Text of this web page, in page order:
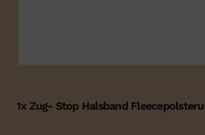
uns
1x Zug- Stop Halsband